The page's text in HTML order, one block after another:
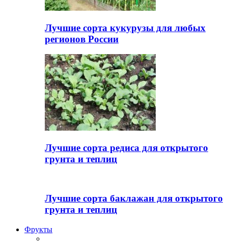
Лучшие сорта кукурузы для любых
регионов России
Лучшие сорта редиса для открытого
грунта и теплиц
Лучшие сорта баклажан для открытого
грунта и теплиц
Фрукты